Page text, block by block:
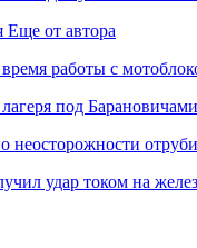
Еще от автора
работы с
под
неосторожности
удар током на